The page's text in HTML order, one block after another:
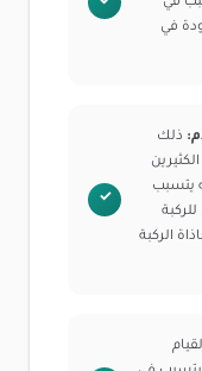
في
ذلك
يتسبب
الركبة